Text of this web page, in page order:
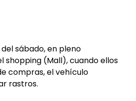
sábado, en pleno
shopping (Mall), cuando ellos
compras, el vehículo
rastros.